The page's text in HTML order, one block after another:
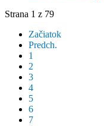
Strana 1 z 79
Začiatok
Predch.
1
2
3
4
5
6
7